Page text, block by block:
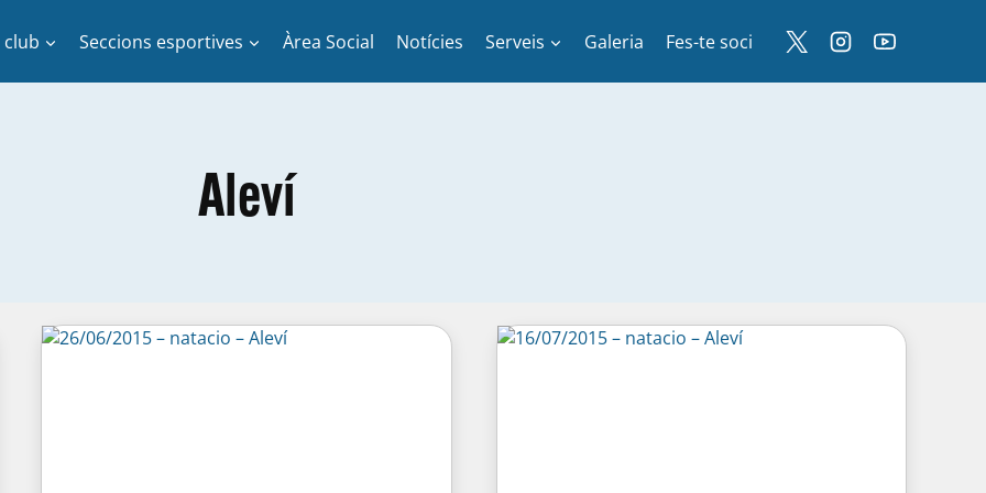
club Seccions esportives Àrea Social Notícies Serveis Galeria Fes-te soci
Aleví